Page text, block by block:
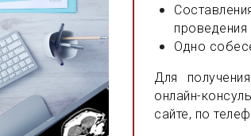
Одно
Для
онлайн-
сайте, по